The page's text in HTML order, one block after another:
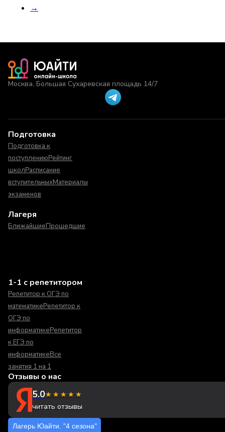
→
Москва, Большая Сухаревская площадь 14/7
Подготовка
Подготовка к
поступлениюРейтинг
школРасписание
вступительныхМатериалы
экзаменов
Лагеря
БлижайшиеПрошедшие
1-1 с репетитором
Репетитор к ОГЭ по
математикеРепетитор к
ОГЭ по
информатикеРепетитор
к ЕГЭ по
информатикеВсе
занятия 1 на 1
Отзывы о нас
5.0★★★★★
читать отзывы
Лагерь Юайти. "4 сезона"